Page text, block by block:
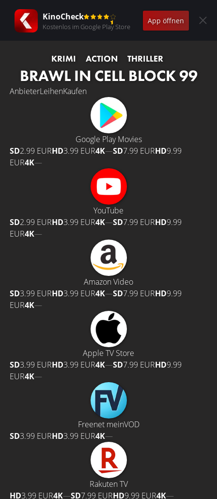
KinoCheck
Kostenlos im Google Play Store
App öffnen
KRIMI ACTION THRILLER
BRAWL IN CELL BLOCK 99
AnbieterLeihenKaufen
Google Play Movies
SD2.99 EURHD3.99 EUR4K—SD7.99 EURHD9.99
EUR4K—
YouTube
SD2.99 EURHD3.99 EUR4K—SD7.99 EURHD9.99
EUR4K—
Amazon Video
SD3.99 EURHD3.99 EUR4K—SD7.99 EURHD9.99
EUR4K—
Apple TV Store
SD3.99 EURHD3.99 EUR4K—SD7.99 EURHD9.99
EUR4K—
Freenet meinVOD
SD3.99 EURHD3.99 EUR4K—
Rakuten TV
HD3.99 EUR4K—SD7.99 EURHD9.99 EUR4K—